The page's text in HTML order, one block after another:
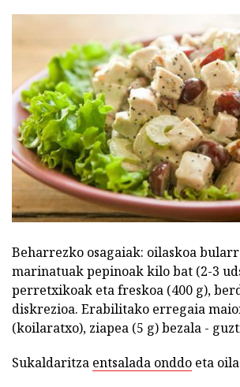
Beharrezko osagaiak: oilaskoa
marinatuak pepinoak kilo bat (2-3
perretxikoak eta freskoa (400 g),
diskrezioa. Erabilitako erregaia
(koilaratxo), ziapea (5 g) bezala -
Sukaldaritza entsalada onddo eta